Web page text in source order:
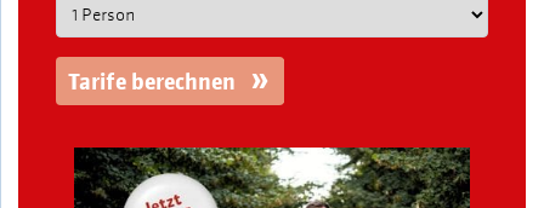
Tarife berechnen